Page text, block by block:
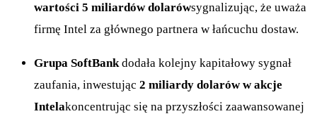
wartości 5 miliardów dolarówsygnalizując, że uważa
firmę Intel za głównego partnera w łańcuchu dostaw.
Grupa SoftBankdodała kolejny kapitałowy sygnał
zaufania, inwestując 2 miliardy dolarów w akcje
Intelakoncentrując się na przyszłości zaawansowanej